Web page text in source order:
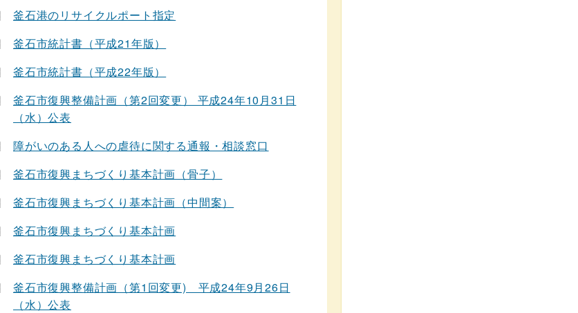
釜石港のリサイクルポート指定
釜石市統計書（平成21年版）
釜石市統計書（平成22年版）
釜石市復興整備計画（第2回変更） 平成24年10月31日
（水）公表
障がいのある人への虐待に関する通報・相談窓口
釜石市復興まちづくり基本計画（骨子）
釜石市復興まちづくり基本計画（中間案）
釜石市復興まちづくり基本計画
釜石市復興まちづくり基本計画
釜石市復興整備計画（第1回変更) 平成24年9月26日
（水）公表